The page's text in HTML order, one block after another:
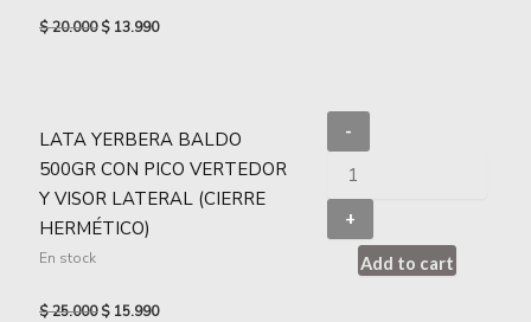
$20.000 $ 13.990
LATA YERBERA BALDO
500GR CON PICO VERTEDOR
Y VISOR LATERAL (CIERRE
HERMÉTICO)
En stock
$25.000 $ 15.990
-
+
Add to cart